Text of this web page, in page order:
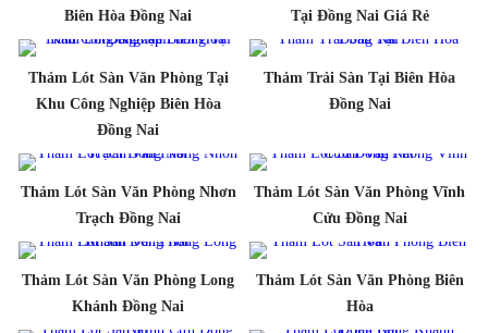
Biên Hòa Đồng Nai
Tại Đồng Nai Giá Rẻ
Thảm Lót Sàn Văn Phòng Tại
Khu Công Nghiệp Biên Hòa
Đồng Nai
Thảm Trải Sàn Tại Biên Hòa
Đồng Nai
Thảm Lót Sàn Văn Phòng Nhơn
Trạch Đồng Nai
Thảm Lót Sàn Văn Phòng Vĩnh
Cửu Đồng Nai
Thảm Lót Sàn Văn Phòng Long
Khánh Đồng Nai
Thảm Lót Sàn Văn Phòng Biên
Hòa